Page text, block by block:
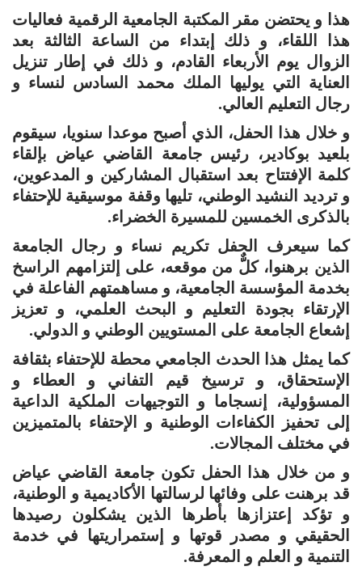
هذا و يحتضن مقر المكتبة الجامعية الرقمية فعاليات
هذا اللقاء، و ذلك إبتداء من الساعة الثالثة بعد
الزوال يوم الأربعاء القادم، و ذلك في إطار تنزيل
العناية التي يوليها الملك محمد السادس لنساء و
رجال التعليم العالي.
و خلال هذا الحفل، الذي أصبح موعدا سنويا، سيقوم
بلعيد بوكادير، رئيس جامعة القاضي عياض بإلقاء
كلمة الإفتتاح بعد استقبال المشاركين و المدعوين،
و ترديد النشيد الوطني، تليها وقفة موسيقية للإحتفاء
بالذكرى الخمسين للمسيرة الخضراء.
كما سيعرف الحفل تكريم نساء و رجال الجامعة
الذين برهنوا، كلٌّ من موقعه، على إلتزامهم الراسخ
بخدمة المؤسسة الجامعية، و مساهمتهم الفاعلة في
الإرتقاء بجودة التعليم و البحث العلمي، و تعزيز
إشعاع الجامعة على المستويين الوطني و الدولي.
كما يمثل هذا الحدث الجامعي محطة للإحتفاء بثقافة
الإستحقاق، و ترسيخ قيم التفاني و العطاء و
المسؤولية، إنسجاما و التوجيهات الملكية الداعية
إلى تحفيز الكفاءات الوطنية و الإحتفاء بالمتميزين
في مختلف المجالات.
و من خلال هذا الحفل تكون جامعة القاضي عياض
قد برهنت على وفائها لرسالتها الأكاديمية و الوطنية،
و تؤكد إعتزازها بأطرها الذين يشكلون رصيدها
الحقيقي و مصدر قوتها و إستمراريتها في خدمة
التنمية و العلم و المعرفة.